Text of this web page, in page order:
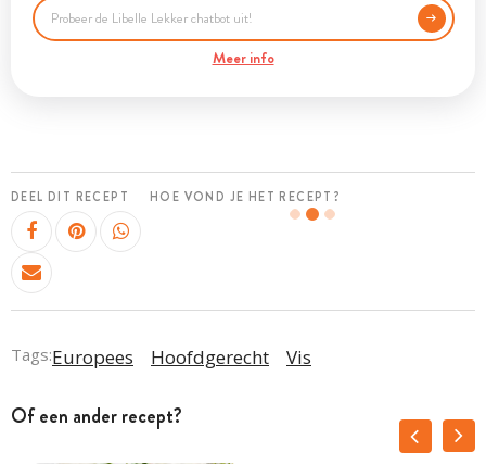
Meer info
DEEL DIT RECEPT HOE VOND JE HET RECEPT?
Tags:Europees Hoofdgerecht Vis
Of een ander recept?